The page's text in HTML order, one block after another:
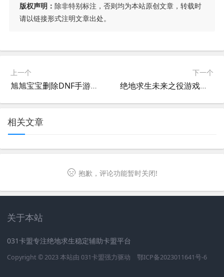
版权声明： 除非特别标注，否则均为本站原创文章，转载时
请以链接形式注明文章出处。
上一个
旭旭宝宝删除DNF手游引发热议-旭旭宝宝为何删除DNF手游？最新动态解析
下一个
绝地求生未来之役游戏测评：全新体验-绝地求生未来之役评测：玩法与画面全面解析
相关文章
抱歉，评论功能暂时关闭!
关于本站
031卡盟专注绝地求生稳定辅助卡盟平台
Copyright © 2023 本站由 031卡盟强力驱动 鄂ICP备2023011641号-6